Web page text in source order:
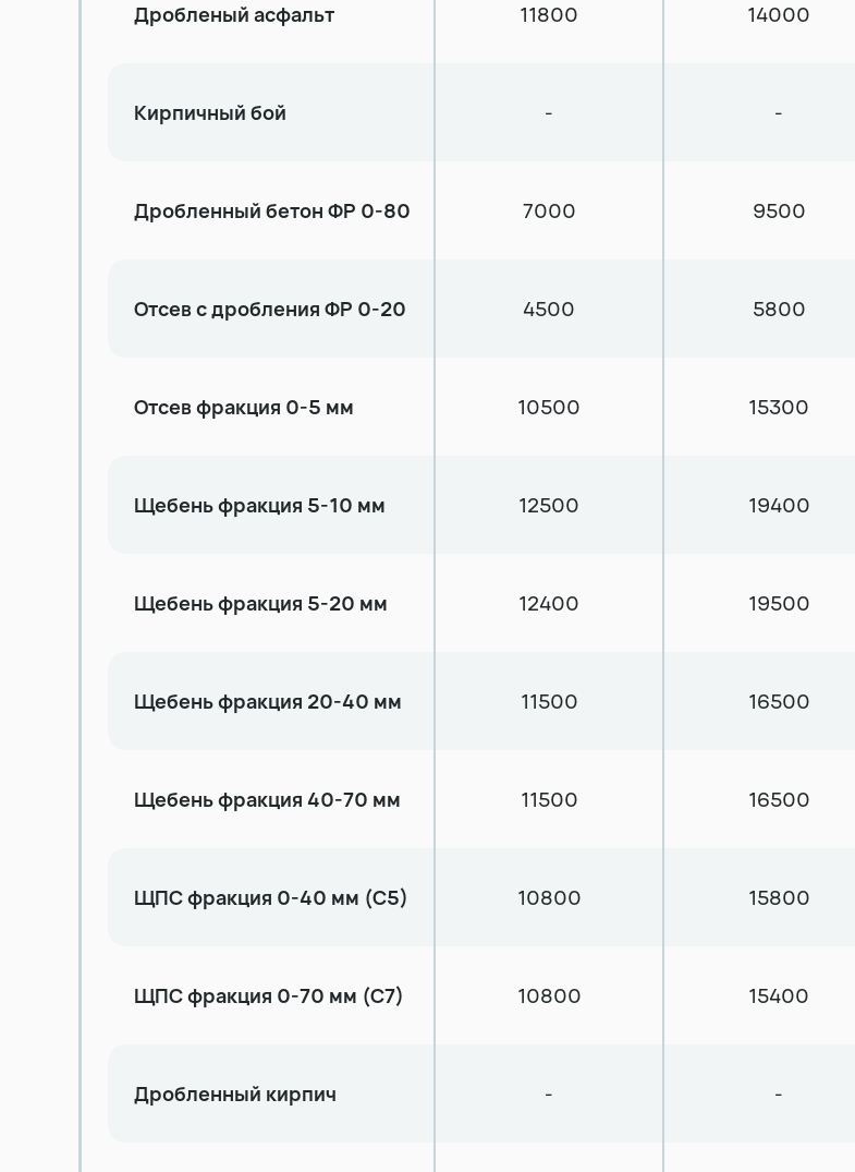
Дробленый асфальт 11800 14000
Кирпичный бой - -
Дробленный бетон ФР 0-80 7000 9500
Отсев с дробления ФР 0-20 4500 5800
Отсев фракция 0-5 мм 10500 15300
Щебень фракция 5-10 мм 12500 19400
Щебень фракция 5-20 мм 12400 19500
Щебень фракция 20-40 мм 11500 16500
Щебень фракция 40-70 мм 11500 16500
ЩПС фракция 0-40 мм (С5) 10800 15800
ЩПС фракция 0-70 мм (С7) 10800 15400
Дробленный кирпич - -